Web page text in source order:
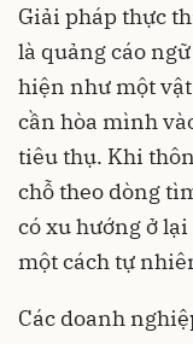
Giải pháp thực
là quảng cáo
hiện như một
cần hòa mình
tiêu thụ. Khi
chỗ theo dòng
có xu hướng ở
một cách tự
Các doanh